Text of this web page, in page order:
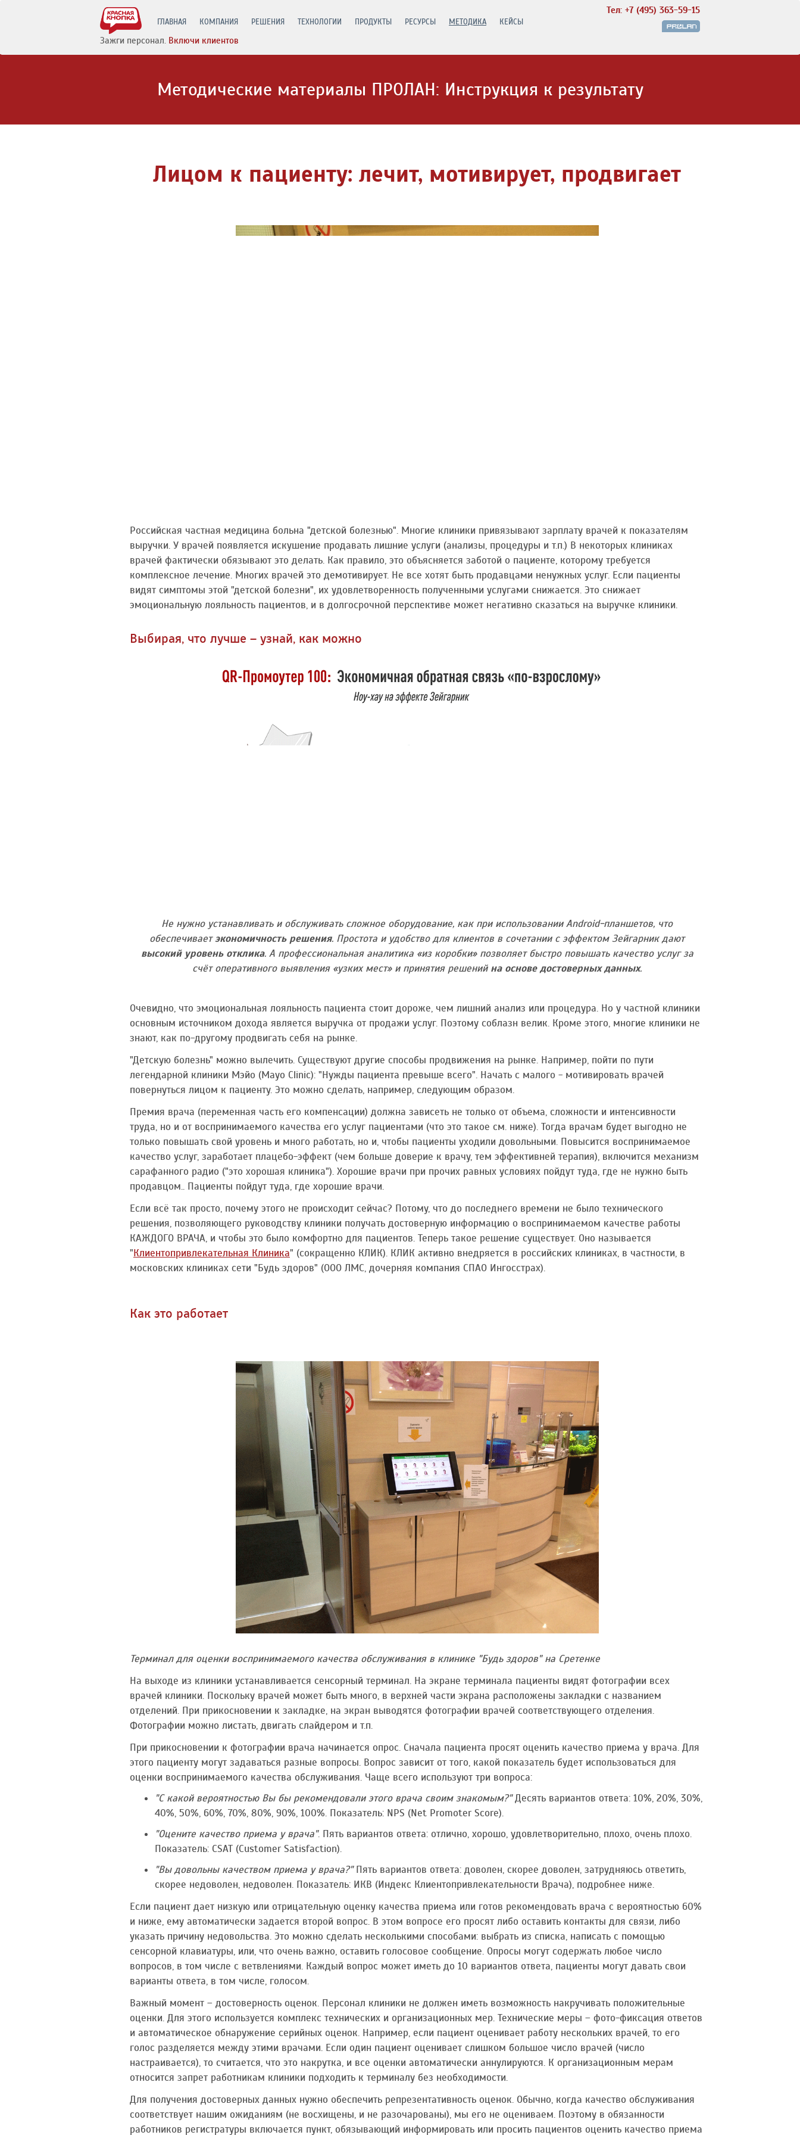
ГЛАВНАЯ КОМПАНИЯ РЕШЕНИЯ ТЕХНОЛОГИИ ПРОДУКТЫ РЕСУРСЫ МЕТОДИКА КЕЙСЫ
Тел: +7 (495) 363-59-15
Зажги персонал. Включи клиентов
Методические материалы ПРОЛАН: Инструкция к результату
Лицом к пациенту: лечит, мотивирует, продвигает
Российская частная медицина больна "детской болезнью". Многие клиники привязывают зарплату врачей к показателям
выручки. У врачей появляется искушение продавать лишние услуги (анализы, процедуры и т.п.) В некоторых клиниках
врачей фактически обязывают это делать. Как правило, это объясняется заботой о пациенте, которому требуется
комплексное лечение. Многих врачей это демотивирует. Не все хотят быть продавцами ненужных услуг. Если пациенты
видят симптомы этой "детской болезни", их удовлетворенность полученными услугами снижается. Это снижает
эмоциональную лояльность пациентов, и в долгосрочной перспективе может негативно сказаться на выручке клиники.
Выбирая, что лучше – узнай, как можно
Не нужно устанавливать и обслуживать сложное оборудование, как при использовании Android-планшетов, что
обеспечиваетэкономичность решения. Простота и удобство для клиентов в сочетании с эффектом Зейгарник дают
высокий уровень отклика. А профессиональная аналитика «из коробки» позволяет быстро повышать качество услуг за
счёт оперативного выявления «узких мест» и принятия решений на основе достоверных данных.
Очевидно, что эмоциональная лояльность пациента стоит дороже, чем лишний анализ или процедура. Но у частной клиники
основным источником дохода является выручка от продажи услуг. Поэтому соблазн велик. Кроме этого, многие клиники не
знают, как по-другому продвигать себя на рынке.
"Детскую болезнь" можно вылечить. Существуют другие способы продвижения на рынке. Например, пойти по пути
легендарной клиники Мэйо (Mayo Clinic): "Нужды пациента превыше всего". Начать с малого - мотивировать врачей
повернуться лицом к пациенту. Это можно сделать, например, следующим образом.
Премия врача (переменная часть его компенсации) должна зависеть не только от объема, сложности и интенсивности
труда, но и от воспринимаемого качества его услуг пациентами (что это такое см. ниже). Тогда врачам будет выгодно не
только повышать свой уровень и много работать, но и, чтобы пациенты уходили довольными. Повысится воспринимаемое
качество услуг, заработает плацебо-эффект (чем больше доверие к врачу, тем эффективней терапия), включится механизм
сарафанного радио ("это хорошая клиника"). Хорошие врачи при прочих равных условиях пойдут туда, где не нужно быть
продавцом.. Пациенты пойдут туда, где хорошие врачи.
Если всё так просто, почему этого не происходит сейчас? Потому, что до последнего времени не было технического
решения, позволяющего руководству клиники получать достоверную информацию о воспринимаемом качестве работы
КАЖДОГО ВРАЧА, и чтобы это было комфортно для пациентов. Теперь такое решение существует. Оно называется
"Клиентопривлекательная Клиника" (сокращенно КЛИК). КЛИК активно внедряется в российских клиниках, в частности, в
московских клиниках сети "Будь здоров" (ООО ЛМС, дочерняя компания СПАО Ингосстрах).
Как это работает
Терминал для оценки воспринимаемого качества обслуживания в клинике "Будь здоров" на Сретенке
На выходе из клиники устанавливается сенсорный терминал. На экране терминала пациенты видят фотографии всех
врачей клиники. Поскольку врачей может быть много, в верхней части экрана расположены закладки с названием
отделений. При прикосновении к закладке, на экран выводятся фотографии врачей соответствующего отделения.
Фотографии можно листать, двигать слайдером и т.п.
При прикосновении к фотографии врача начинается опрос. Сначала пациента просят оценить качество приема у врача. Для
этого пациенту могут задаваться разные вопросы. Вопрос зависит от того, какой показатель будет использоваться для
оценки воспринимаемого качества обслуживания. Чаще всего используют три вопроса:
"С какой вероятностью Вы бы рекомендовали этого врача своим знакомым?"Десять вариантов ответа: 10%, 20%, 30%,
40%, 50%, 60%, 70%, 80%, 90%, 100%. Показатель: NPS (Net Promoter Score).
"Оцените качество приема у врача". Пять вариантов ответа: отлично, хорошо, удовлетворительно, плохо, очень плохо.
Показатель: CSAT (Customer Satisfaction).
"Вы довольны качеством приема у врача?"Пять вариантов ответа: доволен, скорее доволен, затрудняюсь ответить,
скорее недоволен, недоволен. Показатель: ИКВ (Индекс Клиентопривлекательности Врача), подробнее ниже.
Если пациент дает низкую или отрицательную оценку качества приема или готов рекомендовать врача с вероятностью 60%
и ниже, ему автоматически задается второй вопрос. В этом вопросе его просят либо оставить контакты для связи, либо
указать причину недовольства. Это можно сделать несколькими способами: выбрать из списка, написать с помощью
сенсорной клавиатуры, или, что очень важно, оставить голосовое сообщение. Опросы могут содержать любое число
вопросов, в том числе с ветвлениями. Каждый вопрос может иметь до 10 вариантов ответа, пациенты могут давать свои
варианты ответа, в том числе, голосом.
Важный момент – достоверность оценок. Персонал клиники не должен иметь возможность накручивать положительные
оценки. Для этого используется комплекс технических и организационных мер. Технические меры – фото-фиксация ответов
и автоматическое обнаружение серийных оценок. Например, если пациент оценивает работу нескольких врачей, то его
голос разделяется между этими врачами. Если один пациент оценивает слишком большое число врачей (число
настраивается), то считается, что это накрутка, и все оценки автоматически аннулируются. К организационным мерам
относится запрет работникам клиники подходить к терминалу без необходимости.
Для получения достоверных данных нужно обеспечить репрезентативность оценок. Обычно, когда качество обслуживания
соответствует нашим ожиданиям (не восхищены, и не разочарованы), мы его не оцениваем. Поэтому в обязанности
работников регистратуры включается пункт, обязывающий информировать или просить пациентов оценить качество приема